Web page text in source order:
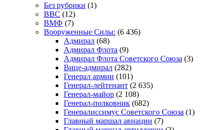
Без рубрики (1)
ВВС (12)
ВМФ (7)
Вооруженные Силы: (6 436)
Адмирал (68)
Адмирал Флота (9)
Адмирал Флота Советского Союза (3)
Вице-адмирал (282)
Генерал армии (101)
Генерал-лейтенант (2 635)
Генерал-майор (2 108)
Генерал-полковник (682)
Генералиссимус Советского Союза (1)
Главный маршал авиации (7)